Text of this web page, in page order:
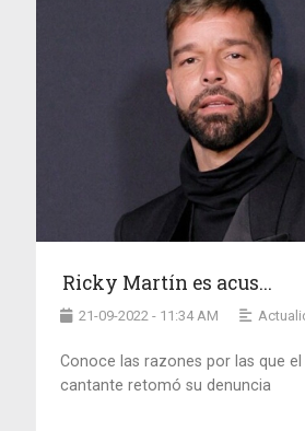
Ricky Martín es acus...
21-09-2022 - 11:34 AM
Conoce las razones por las que el
cantante retomó su denuncia